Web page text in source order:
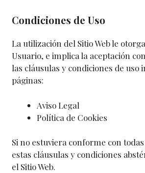
Condiciones de Uso
La utilización del Sitio Web le
Usuario, e implica la aceptación
las cláusulas y condiciones de uso
páginas:
Aviso Legal
Política de Cookies
Si no estuviera conforme con
estas cláusulas y condiciones
el Sitio Web.